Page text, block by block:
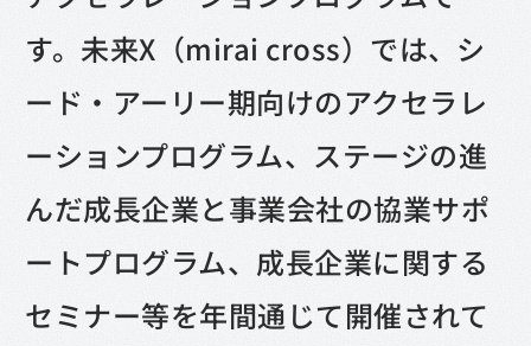
す。未来X（mirai cross）では、シ
ード・アーリー期向けのアクセラレ
ーションプログラム、ステージの進
んだ成長企業と事業会社の協業サポ
ートプログラム、成長企業に関する
セミナー等を年間通じて開催されて